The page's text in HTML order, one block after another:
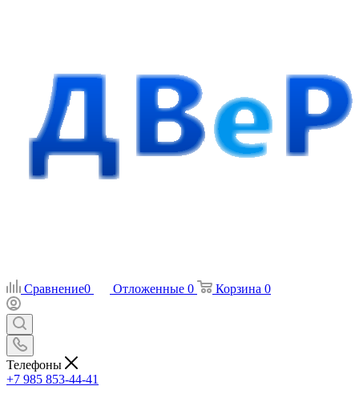
Сравнение0 Отложенные 0 Корзина 0
Телефоны
+7 985 853-44-41